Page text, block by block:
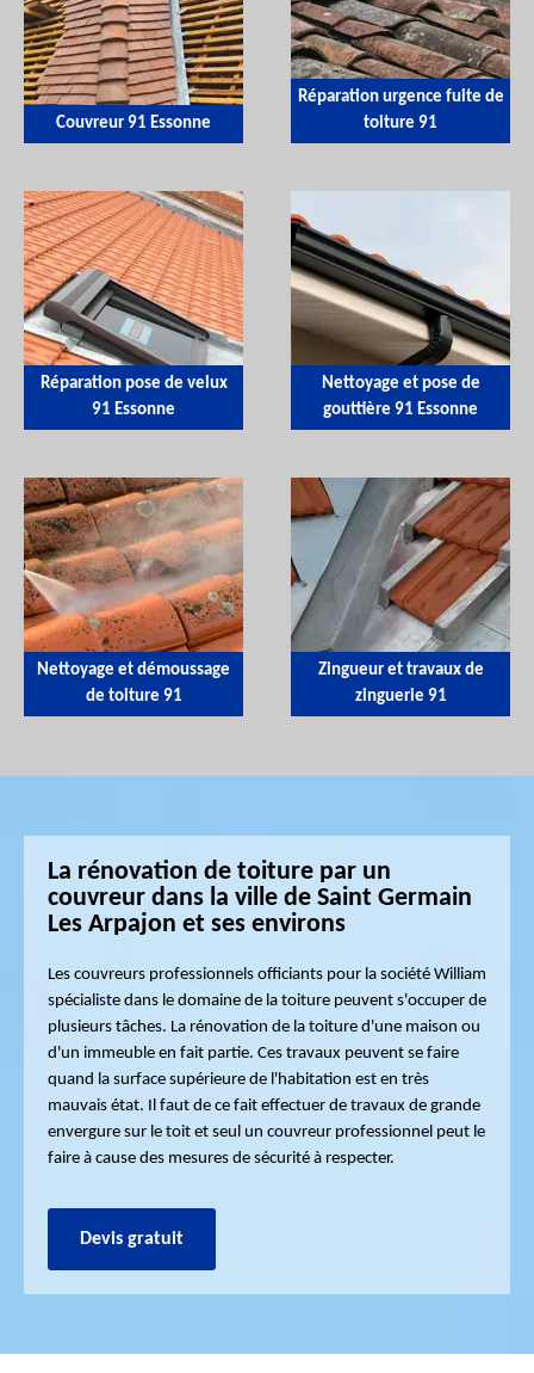
Couvreur 91 Essonne
Réparation urgence fuite de
toiture 91
Réparation pose de velux
91 Essonne
Nettoyage et pose de
gouttière 91 Essonne
Nettoyage et démoussage
de toiture 91
Zingueur et travaux de
zinguerie 91
La rénovation de toiture par un
couvreur dans la ville de Saint Germain
Les Arpajon et ses environs
Les couvreurs professionnels officiants pour la société William
spécialiste dans le domaine de la toiture peuvent s'occuper de
plusieurs tâches. La rénovation de la toiture d'une maison ou
d'un immeuble en fait partie. Ces travaux peuvent se faire
quand la surface supérieure de l'habitation est en très
mauvais état. Il faut de ce fait effectuer de travaux de grande
envergure sur le toit et seul un couvreur professionnel peut le
faire à cause des mesures de sécurité à respecter.
Devis gratuit